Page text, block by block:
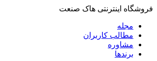
فروشگاه اینترنتی هاک صنعت
مجله
مطالب کاربران
مشاوره
برندها